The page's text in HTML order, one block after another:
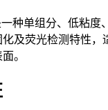
种单组分、低粘度
及荧光检测特性，
。